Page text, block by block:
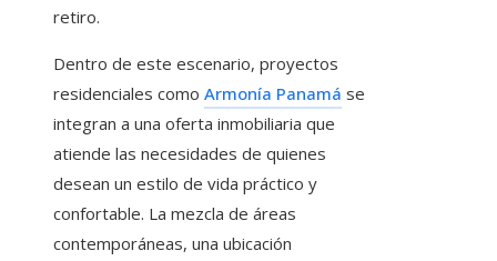
retiro.
Dentro de este escenario, proyectos
residenciales como Armonía Panamá se
integran a una oferta inmobiliaria que
atiende las necesidades de quienes
desean un estilo de vida práctico y
confortable. La mezcla de áreas
contemporáneas, una ubicación